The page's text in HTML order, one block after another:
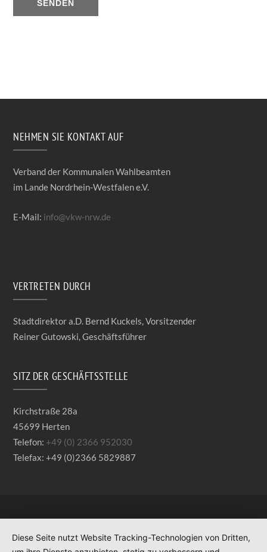
NEHMEN SIE KONTAKT AUF
Verband der Kommunalen Wahlbeamten
im Lande Nordrhein-Westfalen e.V.
E-Mail: info@vkw-nrw.de
VERTRETEN DURCH
Stadtdirektor a.D. Bernd Kuckels, Vorsitzender
Reiner Gutowski, Geschäftsführer
SITZ DER GESCHÄFTSSTELLE
Kirchstraße 28a
45699 Herten
Telefon: +49 (0) 2366 952030
Telefax: +49 (0)2366 5829887
Diese Seite nutzt Website Tracking-Technologien von Dritten,